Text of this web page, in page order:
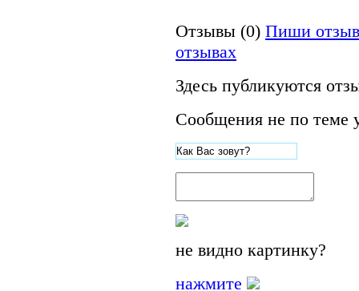
Отзывы (0) Пиши
отзывах
Здесь публикуются
Сообщения не по теме
не видно картинку?
нажмите